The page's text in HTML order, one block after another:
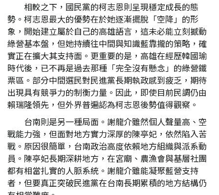
相較之下，國民黨的柯志恩則呈現穩定成長的態
勢。柯志恩最大的優勢在於她逐漸擺脫「空降」的形
象，開始建立屬於自己的高雄語言，這未必能立刻撼動
綠營基本盤，但她持續往中間與知識藍靠攏的策略，確
實正在擴大其支持面。更重要的是，高雄在經歷韓國瑜
時代後，已不再是過去那種「完全沒有懸念」的綠營鐵
票區。部分中間選民對民進黨長期執政感到疲乏，期待
出現具有競爭力的制衡力量。因此，即使目前民調仍由
賴瑞隆領先，但外界普遍認為柯志恩後勢值得觀察。
台南則是另一種局面。謝龍介雖然個人聲量高、空
戰能力強，但面對地方實力深厚的陳亭妃，依然陷入苦
戰。原因很簡單，台南政治高度依賴地方組織與派系動
員。陳亭妃長期深耕地方，在宮廟、農漁會與基層社團
都有相當扎實的人脈系統。謝龍介雖能凝聚藍營支持
者，但要真正突破民進黨在台南長期累積的地方結構仍